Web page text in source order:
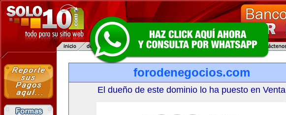
forodenegocios.com
El dueño de este dominio lo ha puesto en Venta